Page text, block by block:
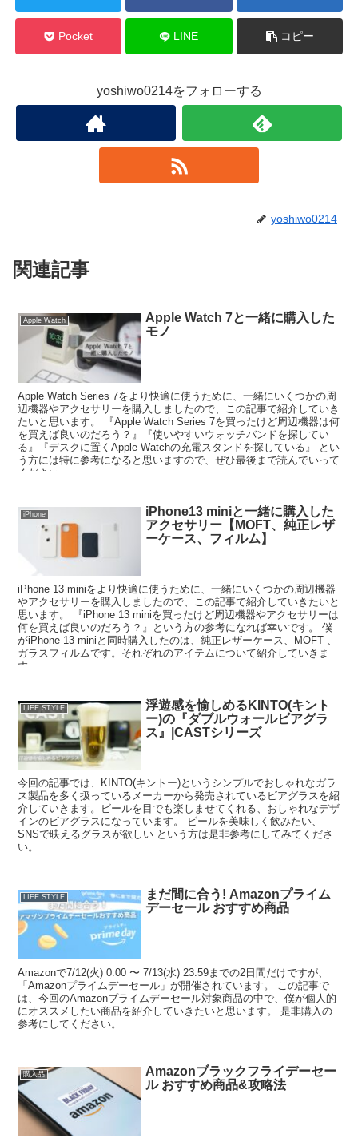
Pocket LINE コピー
yoshiwo0214をフォローする
yoshiwo0214
関連記事
Apple Watch
Apple Watch 7と一緒に購入した
モノ
Apple Watch Series 7をより快適に使うために、一緒にいくつかの周
辺機器やアクセサリーを購入しましたので、この記事で紹介していき
たいと思います。 『Apple Watch Series 7を買ったけど周辺機器は何
を買えば良いのだろう？』『使いやすいウォッチバンドを探してい
る』『デスクに置くApple Watchの充電スタンドを探している』 とい
う方には特に参考になると思いますので、ぜひ最後まで読んでいって
ください。
iPhone
iPhone13 miniと一緒に購入した
アクセサリー【MOFT、純正レザ
ーケース、フィルム】
iPhone 13 miniをより快適に使うために、一緒にいくつかの周辺機器
やアクセサリーを購入しましたので、この記事で紹介していきたいと
思います。 『iPhone 13 miniを買ったけど周辺機器やアクセサリーは
何を買えば良いのだろう？』という方の参考になれば幸いです。 僕
がiPhone 13 miniと同時購入したのは、純正レザーケース、MOFT 、
ガラスフィルムです。それぞれのアイテムについて紹介していきま
す。
LIFE STYLE
浮遊感を愉しめるKINTO(キント
ー)の『ダブルウォールビアグラ
ス』|CASTシリーズ
今回の記事では、KINTO(キントー)というシンプルでおしゃれなガラ
ス製品を多く扱っているメーカーから発売されているビアグラスを紹
介していきます。ビールを目でも楽しませてくれる、おしゃれなデザ
インのビアグラスになっています。 ビールを美味しく飲みたい、
SNSで映えるグラスが欲しい という方は是非参考にしてみてくださ
い。
LIFE STYLE
まだ間に合う! Amazonプライム
デーセール おすすめ商品
Amazonで7/12(火) 0:00 〜 7/13(水) 23:59までの2日間だけですが、
「Amazonプライムデーセール」が開催されています。 この記事で
は、今回のAmazonプライムデーセール対象商品の中で、僕が個人的
にオススメしたい商品を紹介していきたいと思います。 是非購入の
参考にしてください。
購入品
Amazonブラックフライデーセー
ル おすすめ商品&攻略法